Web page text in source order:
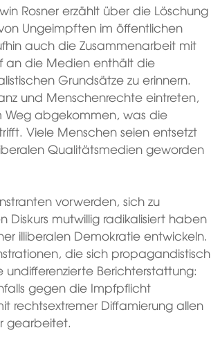
Rosner erzählt über die Löschung
Ungeimpften im öffentlichen
auch die Zusammenarbeit mit
an die Medien enthält die
Grundsätze zu erinnern.
und Menschenrechte eintreten,
Weg abgekommen, was die
Viele Menschen seien entsetzt
Qualitätsmedien geworden
vorwerden, sich zu
Diskurs mutwillig radikalisiert haben
illiberalen Demokratie entwickeln.
die sich propagandistisch
Berichterstattung:
gegen die Impfpflicht
rechtsextremer Diffamierung allen
gearbeitet.